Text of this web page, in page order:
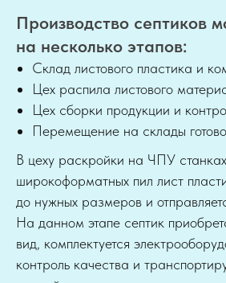
Производство септиков
на несколько этапов:
Склад листового пластика и
Цех распила листового
Цех сборки продукции и
Перемещение на склады
В цеху раскройки на ЧПУ
широкоформатных пил лист
до нужных размеров и
На данном этапе септик
вид, комплектуется
контроль качества и